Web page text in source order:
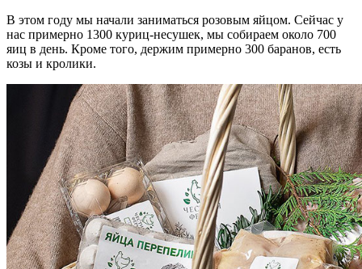
В этом году мы начали заниматься розовым яйцом. Сейчас у
нас примерно 1300 куриц-несушек, мы собираем около 700
яиц в день. Кроме того, держим примерно 300 баранов, есть
козы и кролики.